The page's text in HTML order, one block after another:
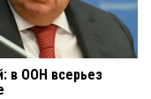
в ООН всерьез